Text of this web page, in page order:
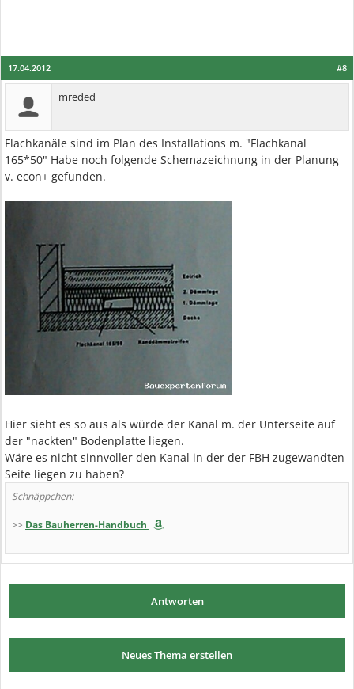
#8
17.04.2012
mreded
Flachkanäle sind im Plan des Installations m. "Flachkanal
165*50" Habe noch folgende Schemazeichnung in der Planung
v. econ+ gefunden.
Hier sieht es so aus als würde der Kanal m. der Unterseite auf
der "nackten" Bodenplatte liegen.
Wäre es nicht sinnvoller den Kanal in der der FBH zugewandten
Seite liegen zu haben?
Schnäppchen:
>> Das Bauherren-Handbuch
Antworten
Neues Thema erstellen